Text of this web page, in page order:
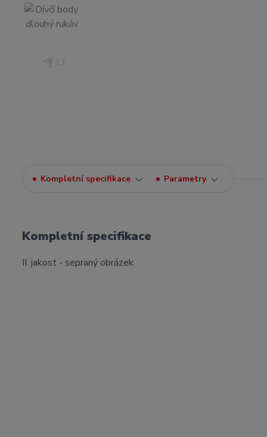
Kompletní specifikace Parametry
Kompletní specifikace
II. jakost - sepraný obrázek